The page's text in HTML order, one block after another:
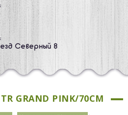
Северный 8
GRAND PINK/70СМ